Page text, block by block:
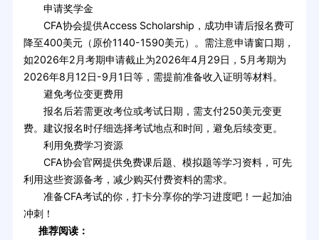
申请奖学金
CFA协会提供Access Scholarship，成功申请后报名费可
降至400美元（原价1140-1590美元）。需注意申请窗口期，
如2026年2月考期申请截止为2026年4月29日，5月考期为
2026年8月12日-9月1日等，需提前准备收入证明等材料。
避免考位变更费用
报名后若需更改考位或考试日期，需支付250美元变更
费。建议报名时仔细选择考试地点和时间，避免后续变更。
利用免费学习资源
CFA协会官网提供免费课后题、模拟题等学习资料，可先
利用这些资源备考，减少购买付费资料的需求。
准备CFA考试的你，打卡分享你的学习进度吧！一起加油
冲刺！
推荐阅读：